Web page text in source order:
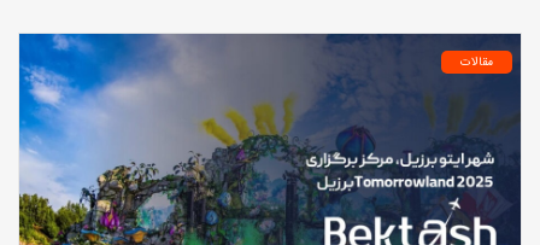
مقالات